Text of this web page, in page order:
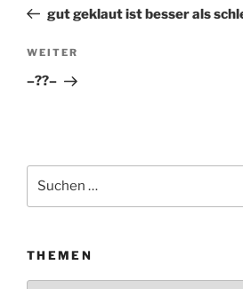
Beitrag
gut geklaut ist besser als
Nächster
Beitrag
WEITER
–??–
Suchen
THEMEN